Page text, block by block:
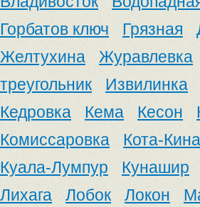
Горбатов ключ
Грязная
Желтухина
Журавлевка
треугольник Извилинка
Кедровка Кема Кесон
Комиссаровка
Кота-
Куала-Лумпур
Кунашир
Лихага
Лобок Локон